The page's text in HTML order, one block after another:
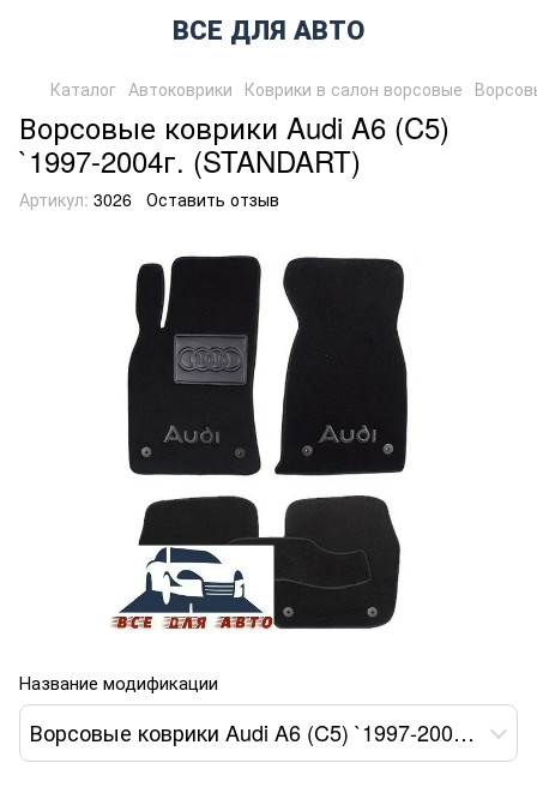
ВСЕ ДЛЯ АВТО
Каталог Автоковрики Коврики в салон ворсовые
Ворсовые коврики Audi A6 (C5)
`1997-2004г. (STANDART)
Артикул: 3026 Оставить отзыв
Название модификации
Ворсовые коврики Audi A6 (C5) `1997-2004г. (STANDART)